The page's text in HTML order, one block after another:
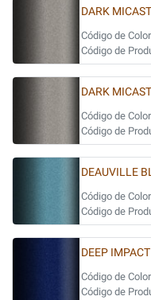
DARK
Código de
Código de
DARK
Código de
Código de
DEAUVILLE
Código de
Código de
DEEP
Código de
Código de